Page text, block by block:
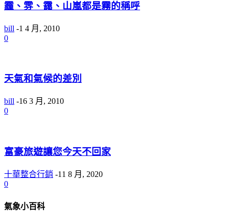
霾、雰、靄、山嵐都是霧的稱呼
bill -1 4 月, 2010
0
天氣和氣候的差別
bill -16 3 月, 2010
0
富豪旅遊讓您今天不回家
十華整合行銷 -11 8 月, 2020
0
氣象小百科